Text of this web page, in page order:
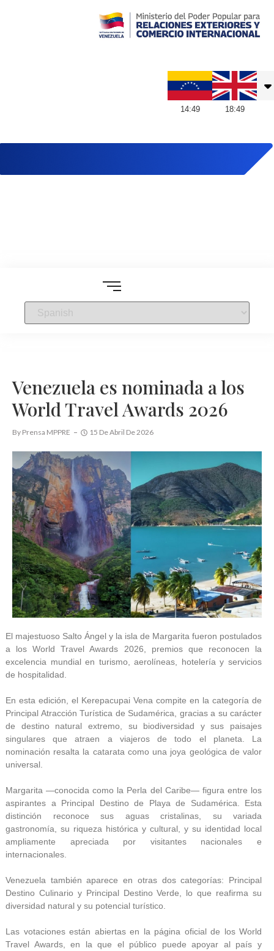
14:49 18:49
Venezuela es nominada a los
World Travel Awards 2026
By Prensa MPPRE 15 De Abril De 2026
El majestuoso Salto Ángel y la isla de Margarita fueron postulados
a los World Travel Awards 2026, premios que reconocen la
excelencia mundial en turismo, aerolíneas, hotelería y servicios
de hospitalidad.
En esta edición, el Kerepacupai Vena compite en la categoría de
Principal Atracción Turística de Sudamérica, gracias a su carácter
de destino natural extremo, su biodiversidad y sus paisajes
singulares que atraen a viajeros de todo el planeta. La
nominación resalta la catarata como una joya geológica de valor
universal.
Margarita —conocida como la Perla del Caribe— figura entre los
aspirantes a Principal Destino de Playa de Sudamérica. Esta
distinción reconoce sus aguas cristalinas, su variada
gastronomía, su riqueza histórica y cultural, y su identidad local
ampliamente apreciada por visitantes nacionales e
internacionales.
Venezuela también aparece en otras dos categorías: Principal
Destino Culinario y Principal Destino Verde, lo que reafirma su
diversidad natural y su potencial turístico.
Las votaciones están abiertas en la página oficial de los World
Travel Awards, en la que el público puede apoyar al país y